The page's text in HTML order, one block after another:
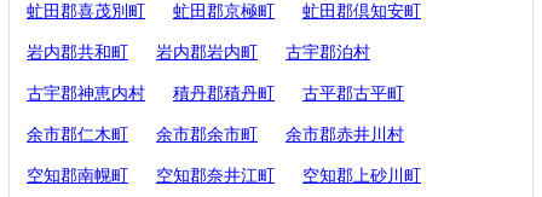
虻田郡喜茂別町 虻田郡京極町 虻田郡倶知安町
岩内郡共和町 岩内郡岩内町 古宇郡泊村
古宇郡神恵内村 積丹郡積丹町 古平郡古平町
余市郡仁木町 余市郡余市町 余市郡赤井川村
空知郡南幌町 空知郡奈井江町 空知郡上砂川町